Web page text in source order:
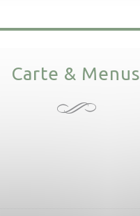
Carte & Menus